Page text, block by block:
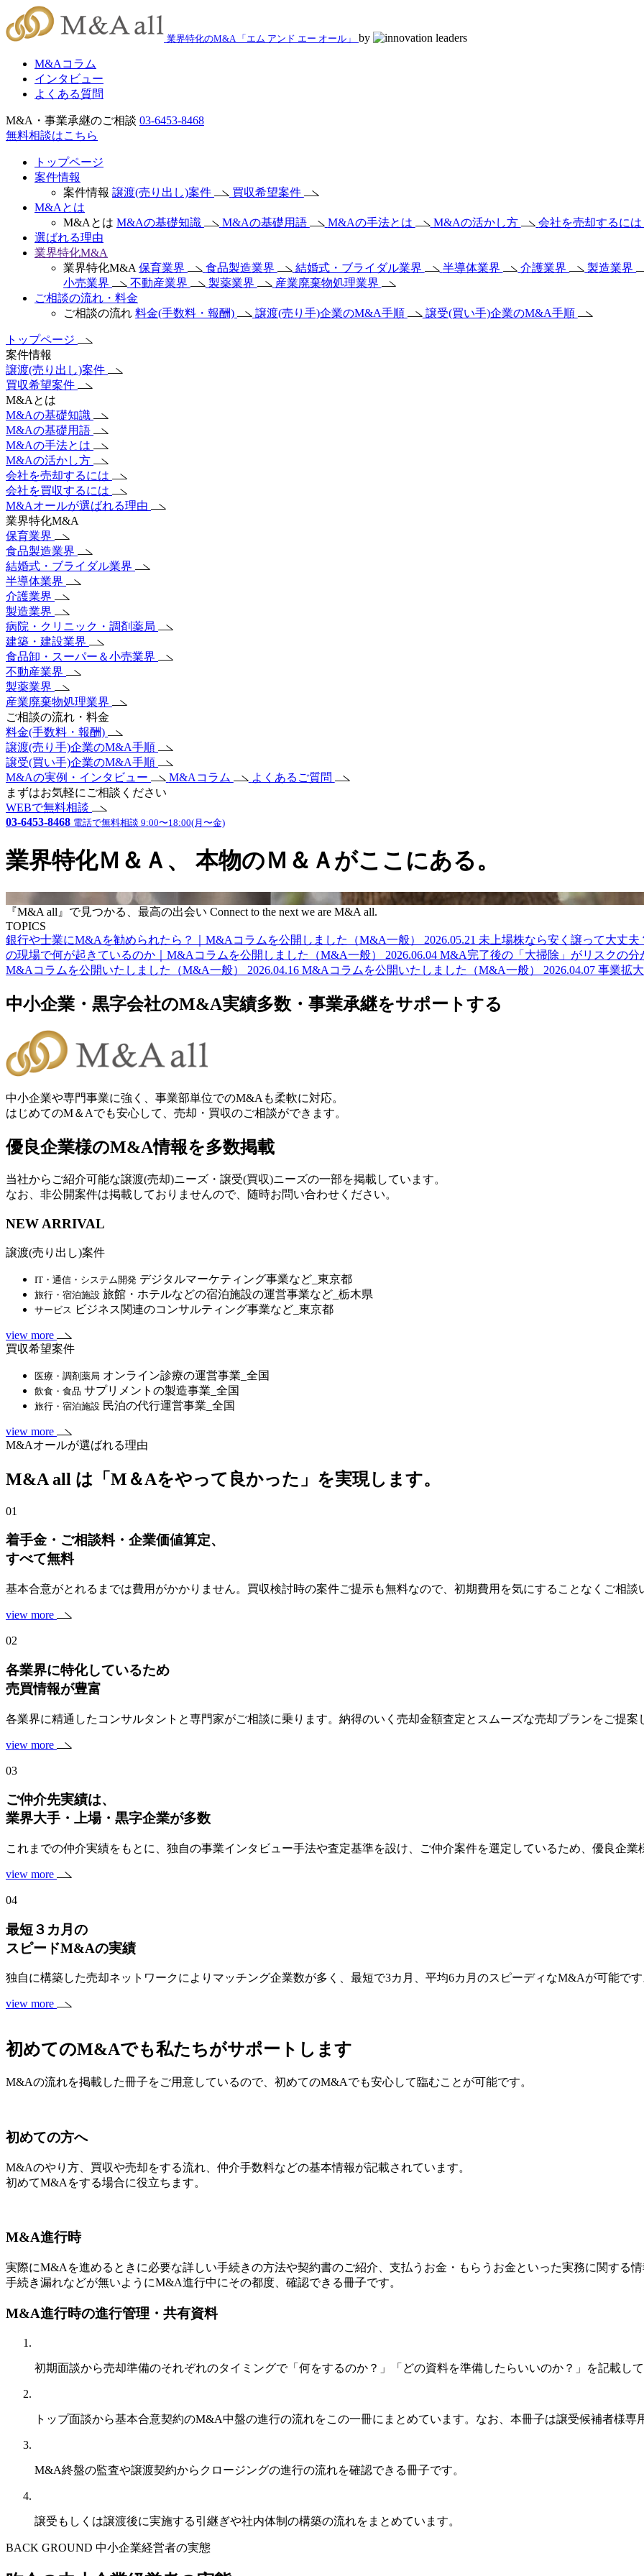
業界特化のM&A 「エム アンド エー オール」 by
M&Aコラム
インタビュー
よくある質問
M&A・事業承継のご相談 03-6453-8468
無料相談はこちら
トップページ
案件情報
案件情報 譲渡(売り出し)案件
買収希望案件
M&Aとは
M&Aとは M&Aの基礎知識 M&Aの基礎用語 M&Aの手法とは M&Aの活かし方 会社を売却するには
選ばれる理由
業界特化M&A
業界特化M&A 保育業界 食品製造業界 結婚式・ブライダル業界 半導体業界 介護業界 製造業界
小売業界
不動産業界 製薬業界
産業廃棄物処理業界
ご相談の流れ・料金
ご相談の流れ 料金(手数料・報酬) 譲渡(売り手)企業のM&A手順 譲受(買い手)企業のM&A手順
トップページ
案件情報
譲渡(売り出し)案件
買収希望案件
M&Aとは
M&Aの基礎知識
M&Aの基礎用語
M&Aの手法とは
M&Aの活かし方
会社を売却するには
会社を買収するには
M&Aオールが選ばれる理由
業界特化M&A
保育業界
食品製造業界
結婚式・ブライダル業界
半導体業界
介護業界
製造業界
病院・クリニック・調剤薬局
建築・建設業界
食品卸・スーパー＆小売業界
不動産業界
製薬業界
産業廃棄物処理業界
ご相談の流れ・料金
料金(手数料・報酬)
譲渡(売り手)企業のM&A手順
譲受(買い手)企業のM&A手順
M&Aの実例・インタビュー
M&Aコラム
よくあるご質問
まずはお気軽にご相談ください
WEBで無料相談
03-6453-8468 電話で無料相談 9:00〜18:00(月〜金)
業界特化Ｍ＆Ａ、 本物のＭ＆Ａがここにある。
『M&A all』で見つかる、最高の出会い Connect to the next we are M&A all.
TOPICS
銀行や士業にM&Aを勧められたら？｜M&Aコラムを公開しました（M&A一般）
2026.05.21 未上場株なら安く譲って大丈
の現場で何が起きているのか｜M&Aコラムを公開しました（M&A一般）
2026.06.04 M&A完了後の「大掃除」がリスクの
M&Aコラムを公開いたしました（M&A一般）
2026.04.16 M&Aコラムを公開いたしました（M&A一般） 2026.04.07 事業拡
中小企業・黒字会社のM&A実績多数・事業承継をサポートする
中小企業や専門事業に強く、事業部単位でのM&Aも柔軟に対応。
はじめてのM＆Aでも安心して、売却・買収のご相談ができます。
優良企業様のM&A情報を多数掲載
当社からご紹介可能な譲渡(売却)ニーズ・譲受(買収)ニーズの一部を掲載しています。
なお、非公開案件は掲載しておりませんので、随時お問い合わせください。
NEW ARRIVAL
譲渡(売り出し)案件
IT・通信・システム開発 デジタルマーケティング事業など_東京都
旅行・宿泊施設 旅館・ホテルなどの宿泊施設の運営事業など_栃木県
サービス ビジネス関連のコンサルティング事業など_東京都
view more
買収希望案件
医療・調剤薬局 オンライン診療の運営事業_全国
飲食・食品 サプリメントの製造事業_全国
旅行・宿泊施設 民泊の代行運営事業_全国
view more
M&Aオールが選ばれる理由
M&A all は「M＆Aをやって良かった」を実現します。
01
着手金・ご相談料・企業価値算定、
すべて無料
基本合意がとれるまでは費用がかかりません。買収検討時の案件ご提示も無料なので、初期費用を気にすることなくご相談
view more
02
各業界に特化しているため
売買情報が豊富
各業界に精通したコンサルタントと専門家がご相談に乗ります。納得のいく売却金額査定とスムーズな売却プランをご提案
view more
03
ご仲介先実績は、
業界大手・上場・黒字企業が多数
これまでの仲介実績をもとに、独自の事業インタビュー手法や査定基準を設け、ご仲介案件を選定しているため、優良企業
view more
04
最短３カ月の
スピードM&Aの実績
独自に構築した売却ネットワークによりマッチング企業数が多く、最短で3カ月、平均6カ月のスピーディなM&Aが可能です
view more
初めてのM&Aでも私たちがサポートします
M&Aの流れを掲載した冊子をご用意しているので、初めてのM&Aでも安心して臨むことが可能です。
初めての方へ
M&Aのやり方、買収や売却をする流れ、仲介手数料などの基本情報が記載されています。
初めてM&Aをする場合に役立ちます。
M&A進行時
実際にM&Aを進めるときに必要な詳しい手続きの方法や契約書のご紹介、支払うお金・もらうお金といった実務に関する情
手続き漏れなどが無いようにM&A進行中にその都度、確認できる冊子です。
M&A進行時の進行管理・共有資料
初期面談から売却準備のそれぞれのタイミングで「何をするのか？」「どの資料を準備したらいいのか？」を記載して
トップ面談から基本合意契約のM&A中盤の進行の流れをこの一冊にまとめています。なお、本冊子は譲受候補者様専
M&A終盤の監査や譲渡契約からクロージングの進行の流れを確認できる冊子です。
譲受もしくは譲渡後に実施する引継ぎや社内体制の構築の流れをまとめています。
BACK GROUND 中小企業経営者の実態